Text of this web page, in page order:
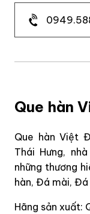
Que hàn
Que hàn Việt
Thái Hưng,
những thương
hàn, Đá mài,
Hãng sản xuất: